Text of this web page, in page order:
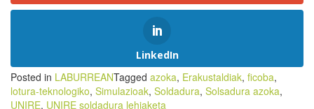
LinkedIn
Posted in LABURREANTagged azoka, Erakustaldiak, ficoba,
lotura-teknologiko, Simulazioak, Soldadura, Solsadura azoka,
UNIRE, UNIRE soldadura lehiaketa